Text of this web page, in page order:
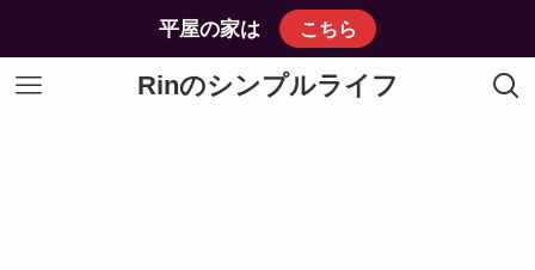
平屋の家は こちら
Rinのシンプルライフ